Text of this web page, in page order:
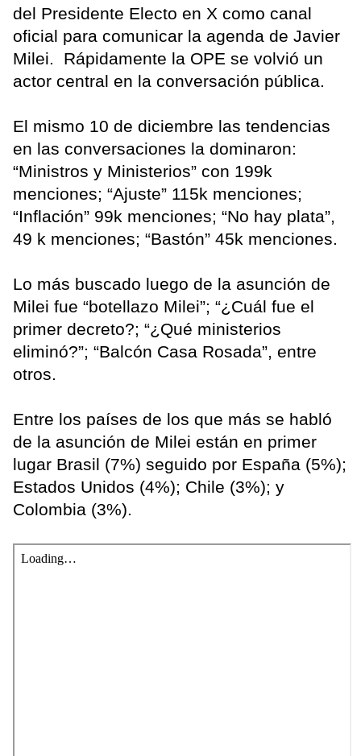
del Presidente Electo en X como canal
oficial para comunicar la agenda de Javier
Milei. Rápidamente la OPE se volvió un
actor central en la conversación pública.
El mismo 10 de diciembre las tendencias
en las conversaciones la dominaron:
“Ministros y Ministerios” con 199k
menciones; “Ajuste” 115k menciones;
“Inflación” 99k menciones; “No hay plata”,
49 k menciones; “Bastón” 45k menciones.
Lo más buscado luego de la asunción de
Milei fue “botellazo Milei”; “¿Cuál fue el
primer decreto?; “¿Qué ministerios
eliminó?”; “Balcón Casa Rosada”, entre
otros.
Entre los países de los que más se habló
de la asunción de Milei están en primer
lugar Brasil (7%) seguido por España (5%);
Estados Unidos (4%); Chile (3%); y
Colombia (3%).